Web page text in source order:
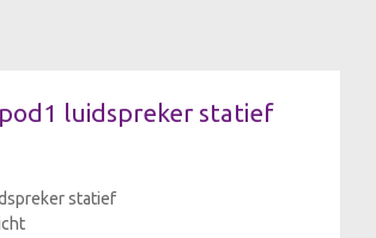
luidspreker statief
statief